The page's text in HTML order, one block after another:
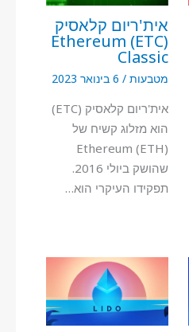
אית'ריום קלאסיק
(ETC) Ethereum
Classic
מטבעות / 6 בינואר 2023
אית'ריום קלאסיק (ETC)
הוא מזלוג קשיח של
Ethereum (ETH)
שהושק ביולי 2016.
תפקידו העיקרי הוא…